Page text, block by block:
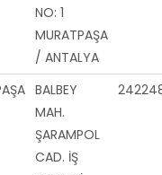
NO: 1
MURATPAŞA
/ ANTALYA
BALBEY
MAH.
ŞARAMPOL
CAD. İŞ